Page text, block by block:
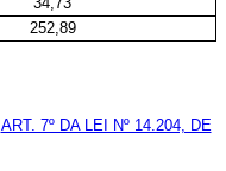
252,89
ART. 7º DA LEI Nº 14.204, DE